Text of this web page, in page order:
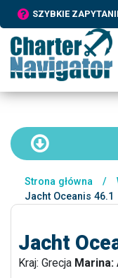
SZYBKIE
Strona główna /
Jacht Oceanis 46.1
Jacht
Kraj: Grecja Marina: